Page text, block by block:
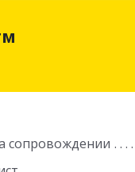
сопровождении